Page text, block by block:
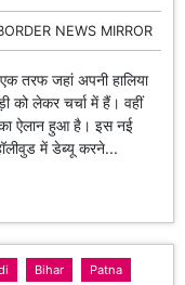
NEWS MIRROR
तरफ जहां अपनी हालिया
को लेकर चर्चा में हैं। वहीं
ऐलान हुआ है। इस नई
में डेब्यू करने...
Bihar Patna